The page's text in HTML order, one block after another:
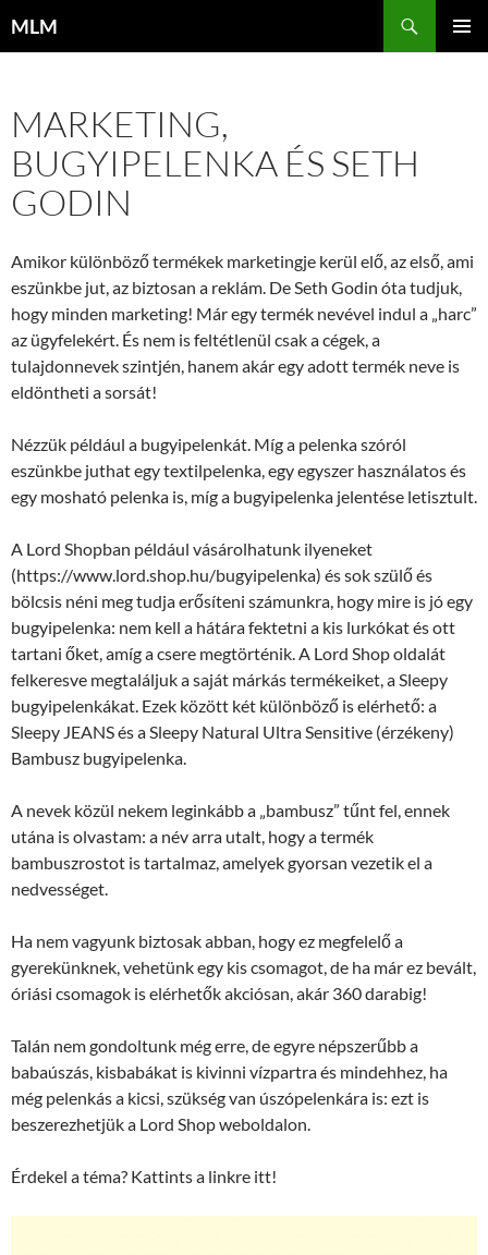
MLM
MARKETING,
BUGYIPELENKA ÉS SETH
GODIN
Amikor különböző termékek marketingje kerül elő, az első, ami
eszünkbe jut, az biztosan a reklám. De Seth Godin óta tudjuk,
hogy minden marketing! Már egy termék nevével indul a „harc”
az ügyfelekért. És nem is feltétlenül csak a cégek, a
tulajdonnevek szintjén, hanem akár egy adott termék neve is
eldöntheti a sorsát!
Nézzük például a bugyipelenkát. Míg a pelenka szóról
eszünkbe juthat egy textilpelenka, egy egyszer használatos és
egy mosható pelenka is, míg a bugyipelenka jelentése letisztult.
A Lord Shopban például vásárolhatunk ilyeneket
(https://www.lord.shop.hu/bugyipelenka) és sok szülő és
bölcsis néni meg tudja erősíteni számunkra, hogy mire is jó egy
bugyipelenka: nem kell a hátára fektetni a kis lurkókat és ott
tartani őket, amíg a csere megtörténik. A Lord Shop oldalát
felkeresve megtaláljuk a saját márkás termékeiket, a Sleepy
bugyipelenkákat. Ezek között két különböző is elérhető: a
Sleepy JEANS és a Sleepy Natural Ultra Sensitive (érzékeny)
Bambusz bugyipelenka.
A nevek közül nekem leginkább a „bambusz” tűnt fel, ennek
utána is olvastam: a név arra utalt, hogy a termék
bambuszrostot is tartalmaz, amelyek gyorsan vezetik el a
nedvességet.
Ha nem vagyunk biztosak abban, hogy ez megfelelő a
gyerekünknek, vehetünk egy kis csomagot, de ha már ez bevált,
óriási csomagok is elérhetők akciósan, akár 360 darabig!
Talán nem gondoltunk még erre, de egyre népszerűbb a
babaúszás, kisbabákat is kivinni vízpartra és mindehhez, ha
még pelenkás a kicsi, szükség van úszópelenkára is: ezt is
beszerezhetjük a Lord Shop weboldalon.
Érdekel a téma? Kattints a linkre itt!